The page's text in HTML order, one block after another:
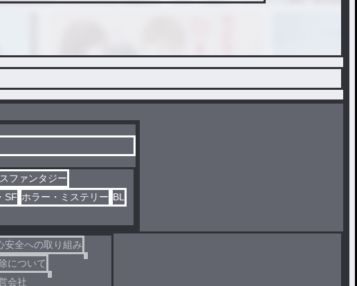
ファンタジー
SF ホラー・ミステリー BL
安全への取り組み
について
会社